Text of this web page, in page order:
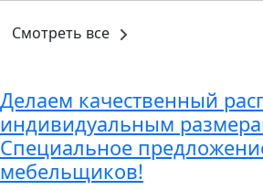
Смотреть все
Делаем качественный
индивидуальным
Специальное
мебельщиков!